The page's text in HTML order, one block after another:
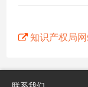
知识产权局